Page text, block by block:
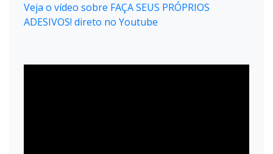
Veja o vídeo sobre FAÇA SEUS PRÓPRIOS
ADESIVOS! direto no Youtube